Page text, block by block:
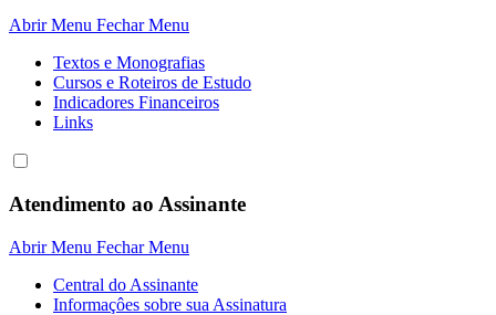
Abrir Menu Fechar Menu
Textos e Monografias
Cursos e Roteiros de Estudo
Indicadores Financeiros
Links
Atendimento ao Assinante
Abrir Menu Fechar Menu
Central do Assinante
Informaçôes sobre sua Assinatura